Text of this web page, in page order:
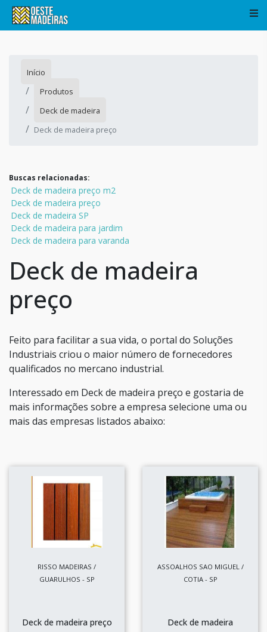
Início
Produtos
Deck de madeira
Deck de madeira preço
Buscas relacionadas:
Deck de madeira preço m2
Deck de madeira preço
Deck de madeira SP
Deck de madeira para jardim
Deck de madeira para varanda
Deck de madeira
preço
Feito para facilitar a sua vida, o portal do Soluções
Industriais criou o maior número de fornecedores
qualificados no mercano industrial.
Interessado em Deck de madeira preço e gostaria de
mais informações sobre a empresa selecione uma ou
mais das empresas listados abaixo:
RISSO MADEIRAS /
GUARULHOS - SP
Deck de madeira preço
ASSOALHOS SAO MIGUEL /
COTIA - SP
Deck de madeira